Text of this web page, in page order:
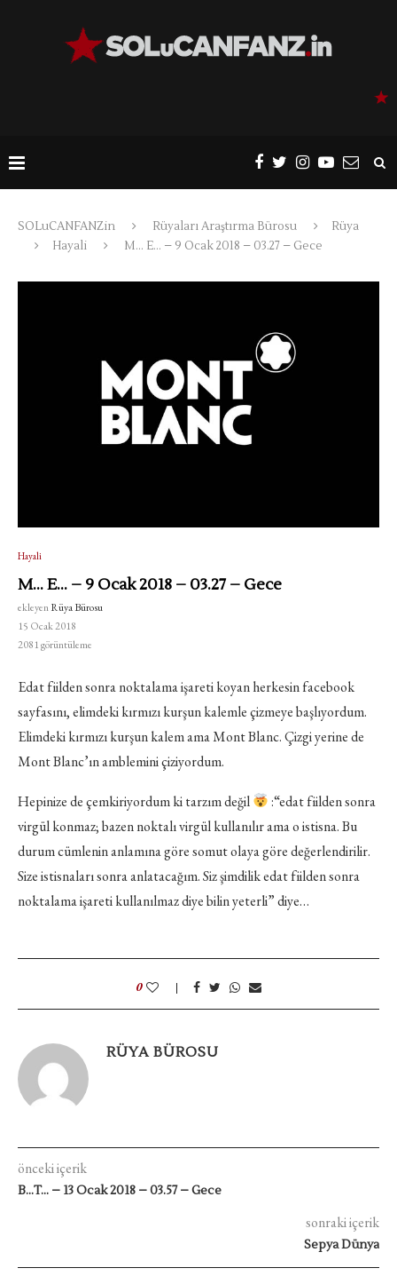
SOLuCANFANZin Rüyaları Araştırma Bürosu
Rüya
Hayali
M… E… – 9 Ocak 2018 – 03.27 – Gece
Hayali
M… E… – 9 Ocak 2018 – 03.27 – Gece
ekleyenRüya Bürosu
15 Ocak 2018
2081görüntüleme
Edat fiilden sonra noktalama işareti koyan herkesin facebook
sayfasını, elimdeki kırmızı kurşun kalemle çizmeye başlıyordum.
Elimdeki kırmızı kurşun kalem ama Mont Blanc. Çizgi yerine de
Mont Blanc’ın amblemini çiziyordum.
Hepinize de çemkiriyordum ki tarzım değil
:“edat fiilden sonra
virgül konmaz; bazen noktalı virgül kullanılır ama o istisna. Bu
durum cümlenin anlamına göre somut olaya göre değerlendirilir.
Size istisnaları sonra anlatacağım. Siz şimdilik edat fiilden sonra
noktalama işareti kullanılmaz diye bilin yeterli” diye…
0
RÜYA BÜROSU
önceki içerik
B…T… – 13 Ocak 2018 – 03.57 – Gece
sonraki içerik
Sepya Dünya